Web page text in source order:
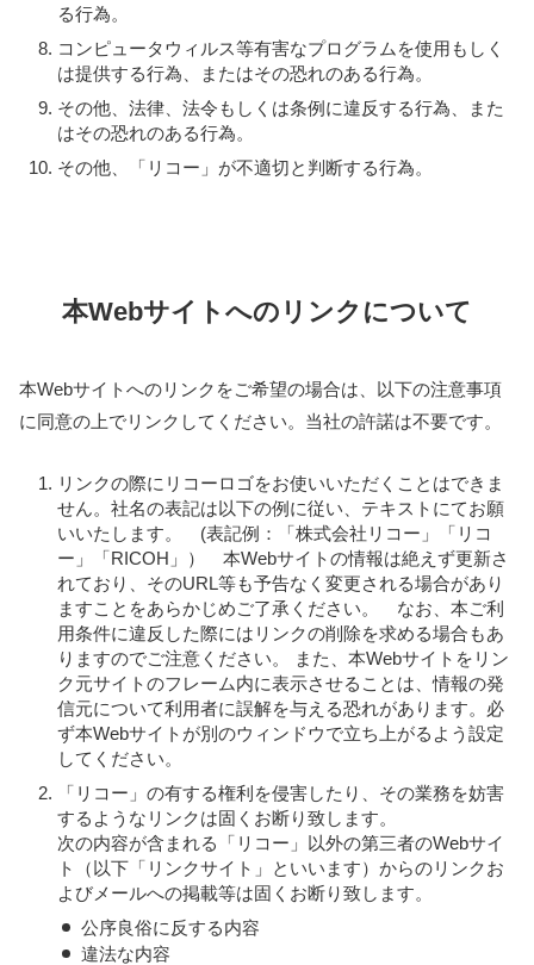
る行為。
コンピュータウィルス等有害なプログラムを使用もしく
は提供する行為、またはその恐れのある行為。
その他、法律、法令もしくは条例に違反する行為、また
はその恐れのある行為。
その他、「リコー」が不適切と判断する行為。
本Webサイトへのリンクについて
本Webサイトへのリンクをご希望の場合は、以下の注意事項
に同意の上でリンクしてください。当社の許諾は不要です。
リンクの際にリコーロゴをお使いいただくことはできま
せん。社名の表記は以下の例に従い、テキストにてお願
いいたします。 (表記例：「株式会社リコー」「リコ
ー」「RICOH」） 本Webサイトの情報は絶えず更新さ
れており、そのURL等も予告なく変更される場合があり
ますことをあらかじめご了承ください。 なお、本ご利
用条件に違反した際にはリンクの削除を求める場合もあ
りますのでご注意ください。 また、本Webサイトをリン
ク元サイトのフレーム内に表示させることは、情報の発
信元について利用者に誤解を与える恐れがあります。必
ず本Webサイトが別のウィンドウで立ち上がるよう設定
してください。
「リコー」の有する権利を侵害したり、その業務を妨害
するようなリンクは固くお断り致します。
次の内容が含まれる「リコー」以外の第三者のWebサイ
ト（以下「リンクサイト」といいます）からのリンクお
よびメールへの掲載等は固くお断り致します。
公序良俗に反する内容
違法な内容